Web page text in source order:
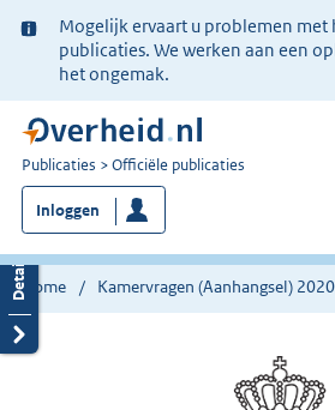
Ter
informatie:
Mogelijk ervaart u problemen met
publicaties. We werken aan een
het ongemak.
U
bent
nu
hier:
Publicaties Officiële publicaties
Inloggen
Home Kamervragen (Aanhangsel)